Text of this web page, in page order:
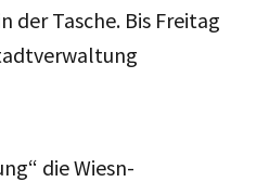
Tasche. Bis Freitag
die Wiesn-